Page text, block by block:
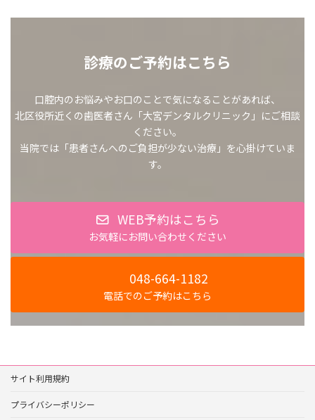
診療のご予約はこちら
口腔内のお悩みやお口のことで気になることがあれば、
北区役所近くの歯医者さん「大宮デンタルクリニック」にご相談
ください。
当院では「患者さんへのご負担が少ない治療」を心掛けていま
す。
WEB予約はこちら
お気軽にお問い合わせください
048-664-1182
電話でのご予約はこちら
サイト利用規約
プライバシーポリシー